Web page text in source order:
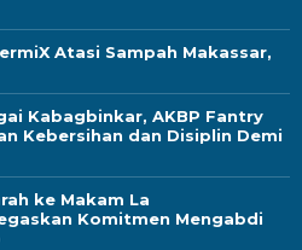
Atasi Sampah Makassar,
Kabagbinkar, AKBP Fantry
Kebersihan dan Disiplin Demi
ke Makam La
Komitmen Mengabdi